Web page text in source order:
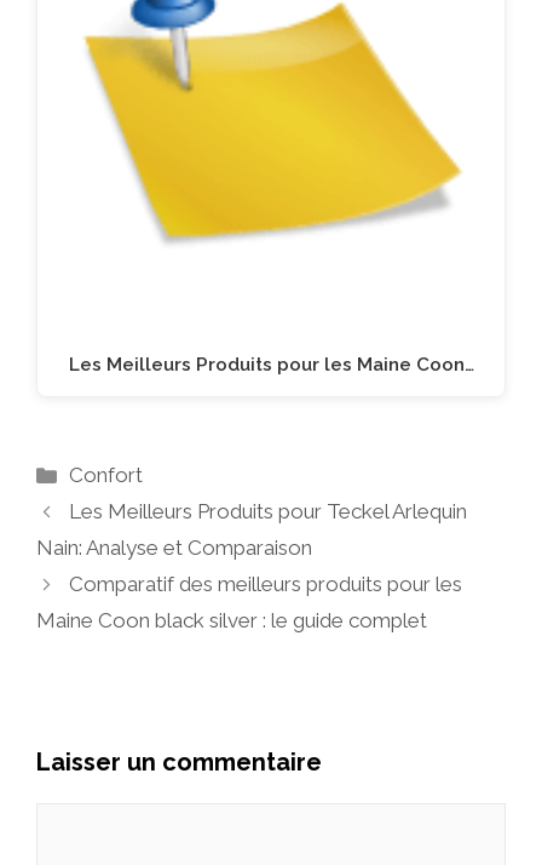
Les Meilleurs Produits pour les Maine Coon…
Catégories
Confort
Les Meilleurs Produits pour Teckel Arlequin
Nain: Analyse et Comparaison
Comparatif des meilleurs produits pour les
Maine Coon black silver : le guide complet
Laisser un commentaire